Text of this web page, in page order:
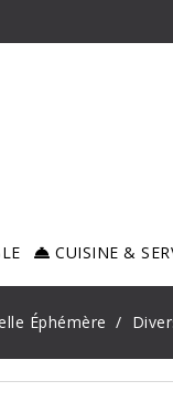
CUISINE &
Éphémère